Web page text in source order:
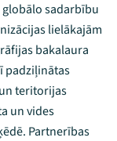
globālo sadarbību
lielākajām
bakalaura
padziļinātas
teritorijas
un vides
Partnerības